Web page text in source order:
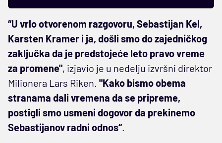
“U vrlo otvorenom razgovoru, Sebastijan Kel,
Karsten Kramer i ja, došli smo do zajedničkog
zaključka da je predstojeće leto pravo vreme
za promene", izjavio je u nedelju izvršni direktor
Milionera Lars Riken. "Kako bismo obema
stranama dali vremena da se pripreme,
postigli smo usmeni dogovor da prekinemo
Sebastijanov radni odnos“.